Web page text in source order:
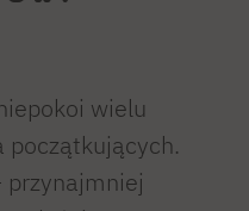
wielu
początkujących.
przynajmniej